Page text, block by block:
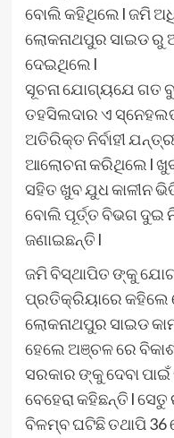
ବୋଲି କହିଥିଲେ l ଜମି
ଲୋକନାଥପୁର ସାଇଡ
ଦେଇଥିଲେ l
ସୂଚନା ଯୋଗ୍ୟଯେ ଗତ
ତହସିଲଦାର ଏ
ଅତିରିକ୍ତ ନିର୍ବାହୀ
ଆଲୋଚନା କରିଥିଲେ l
ସହିତ ଖୁବ ଯୁଧ କାଳୀନ
ବୋଲି ପୂର୍ତ୍ତ ବିଭଗ ଦୁଇ
ଜଣାଇଛନ୍ତି l
ଜମି ବିସ୍ଥାପିତ ଙ୍କୁ
ପ୍ରତିକ୍ରିୟାରେ କହିଲେ
ଲୋକନାଥପୁର ସାଇଡ
ହେଲେ ଅଞ୍ଚଳ ରେ
ସରକାର ଙ୍କୁ ଦେବା
ବେହେରା କହିଛନ୍ତି l
ବିଳମ୍ବ ଘଟିଛି ତଥାପି 36